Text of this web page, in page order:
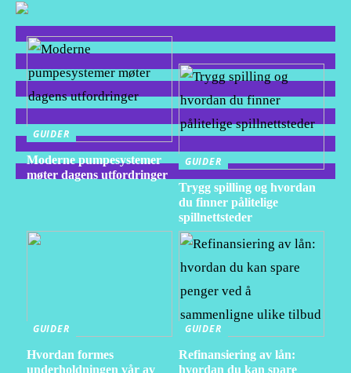
GUIDER
Moderne pumpesystemer
møter dagens utfordringer
GUIDER
Trygg spilling og hvordan
du finner pålitelige
spillnettsteder
GUIDER
Hvordan formes
underholdningen vår av
GUIDER
Refinansiering av lån:
hvordan du kan spare